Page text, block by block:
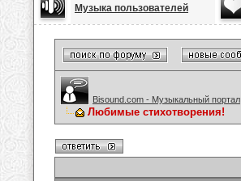
Музыка пользователей
Bisound.com - Музыкальный портал
Любимые стихотворения!